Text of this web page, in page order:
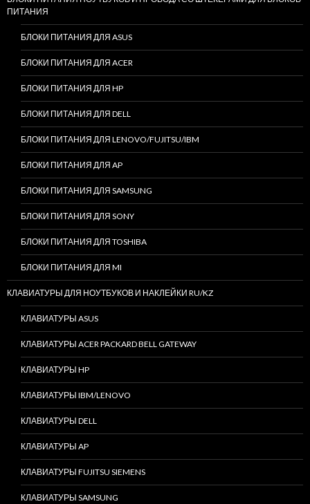
ПИТАНИЯ
БЛОКИ ПИТАНИЯ ДЛЯ ASUS
БЛОКИ ПИТАНИЯ ДЛЯ ACER
БЛОКИ ПИТАНИЯ ДЛЯ HP
БЛОКИ ПИТАНИЯ ДЛЯ DELL
БЛОКИ ПИТАНИЯ ДЛЯ LENOVO/FUJITSU/IBM
БЛОКИ ПИТАНИЯ ДЛЯ AP
БЛОКИ ПИТАНИЯ ДЛЯ SAMSUNG
БЛОКИ ПИТАНИЯ ДЛЯ SONY
БЛОКИ ПИТАНИЯ ДЛЯ TOSHIBA
БЛОКИ ПИТАНИЯ ДЛЯ MI
КЛАВИАТУРЫ ДЛЯ НОУТБУКОВ И НАКЛЕЙКИ RU/KZ
КЛАВИАТУРЫ ASUS
КЛАВИАТУРЫ ACER PACKARD BELL GATEWAY
КЛАВИАТУРЫ HP
КЛАВИАТУРЫ IBM/LENOVO
КЛАВИАТУРЫ DELL
КЛАВИАТУРЫ AP
КЛАВИАТУРЫ FUJITSU SIEMENS
КЛАВИАТУРЫ SAMSUNG